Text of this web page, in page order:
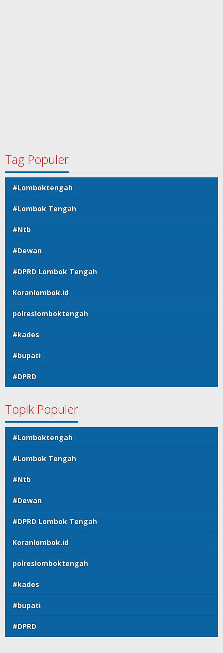
Tag Populer
#Lomboktengah
#Lombok Tengah
#Ntb
#Dewan
#DPRD Lombok Tengah
Koranlombok.id
polreslomboktengah
#kades
#bupati
#DPRD
Topik Populer
#Lomboktengah
#Lombok Tengah
#Ntb
#Dewan
#DPRD Lombok Tengah
Koranlombok.id
polreslomboktengah
#kades
#bupati
#DPRD